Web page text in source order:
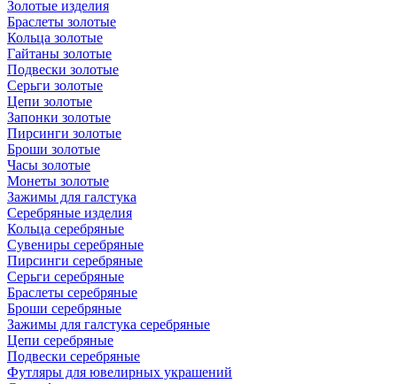
Золотые изделия
Браслеты золотые
Кольца золотые
Гайтаны золотые
Подвески золотые
Серьги золотые
Цепи золотые
Запонки золотые
Пирсинги золотые
Броши золотые
Часы золотые
Монеты золотые
Зажимы для галстука
Серебряные изделия
Кольца серебряные
Сувениры серебряные
Пирсинги серебряные
Серьги серебряные
Браслеты серебряные
Броши серебряные
Зажимы для галстука серебряные
Цепи серебряные
Подвески серебряные
Футляры для ювелирных украшений